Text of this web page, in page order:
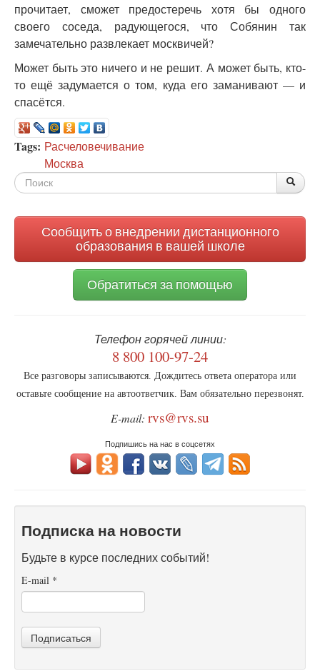
прочитает, сможет предостеречь хотя бы одного
своего соседа, радующегося, что Собянин так
замечательно развлекает москвичей?
Может быть это ничего и не решит. А может быть, кто-
то ещё задумается о том, куда его заманивают — и
спасётся.
Tags: Расчеловечивание
Москва
Форма
Сообщить о внедрении дистанционного
образования в вашей школе
Обратиться за помощью
Телефон горячей линии:
8 800 100-97-24
Все разговоры записываются. Дождитесь ответа оператора или
оставьте сообщение на автоответчик. Вам обязательно перезвонят.
E-mail: rvs@rvs.su
Подпишись на нас в соцсетях
Подписка на новости
Будьте в курсе последних событий!
E-mail *
Подписаться